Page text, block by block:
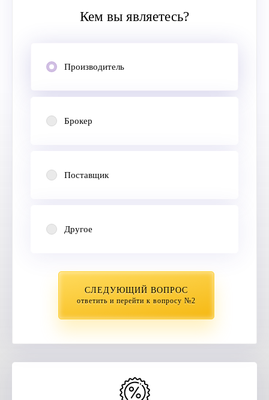
Кем вы являетесь?
Производитель
Брокер
Поставщик
Другое
СЛЕДУЮЩИЙ ВОПРОС
ответить и перейти к вопросу №2